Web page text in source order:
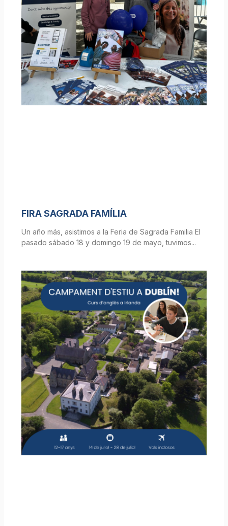
FIRA SAGRADA FAMÍLIA
Un año más, asistimos a la Feria de Sagrada Familia El
pasado sábado 18 y domingo 19 de mayo, tuvimos